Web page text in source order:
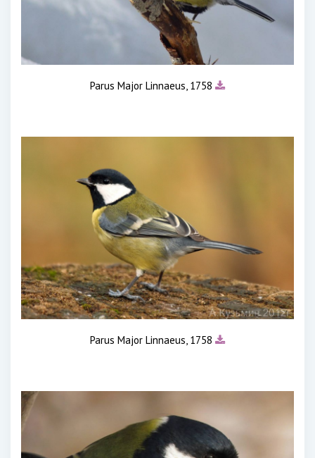
Parus Major Linnaeus, 1758
Parus Major Linnaeus, 1758